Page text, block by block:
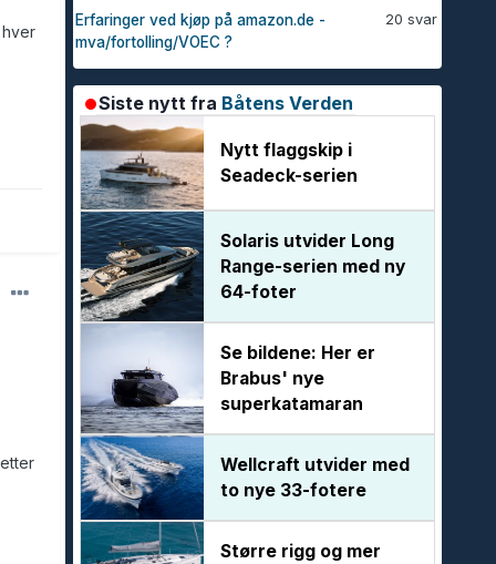
20 svar
Erfaringer ved kjøp på amazon.de -
mva/fortolling/VOEC ?
Siste nytt fra Båtens Verden
Nytt flaggskip i
Seadeck-serien
Solaris utvider Long
Range-serien med ny
64-foter
Se bildene: Her er
Brabus' nye
superkatamaran
Wellcraft utvider med
to nye 33-fotere
Større rigg og mer